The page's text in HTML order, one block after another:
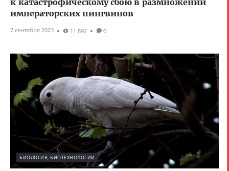
императорских пингвинов
7 сентября 2023 11 892 0
БИОЛОГИЯ, БИОТЕХНОЛОГИИ